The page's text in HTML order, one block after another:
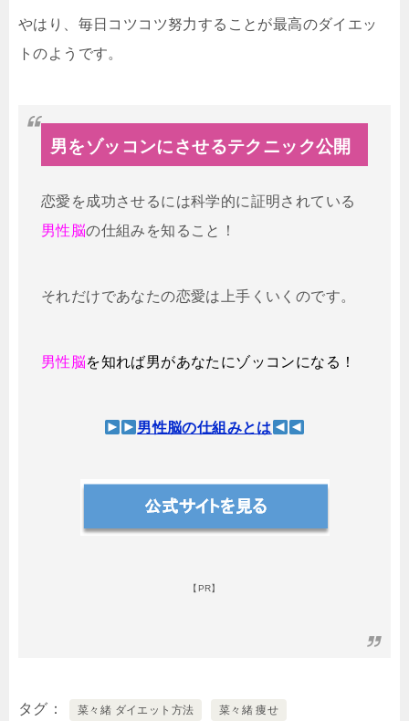
やはり、毎日コツコツ努力することが最高のダイエッ
トのようです。
男をゾッコンにさせるテクニック公開
恋愛を成功させるには科学的に証明されている
男性脳の仕組みを知ること！
それだけであなたの恋愛は上手くいくのです。
男性脳を知れば男があなたにゾッコンになる！
男性脳の仕組みとは
【PR】
タグ 菜々緒 ダイエット方法 菜々緒 痩せ